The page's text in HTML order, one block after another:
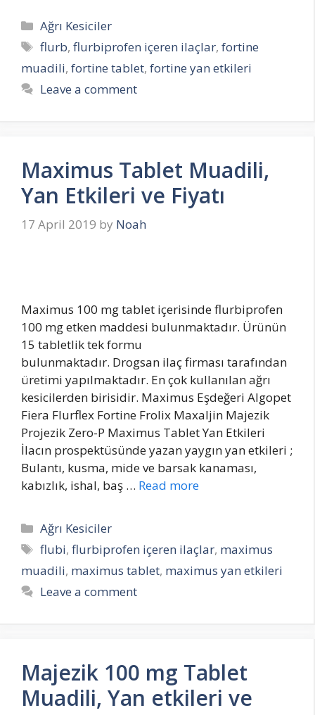
Categories
Ağrı Kesiciler
Tags
flurb,flurbiprofen içeren ilaçlar,fortine
muadili, fortine tablet, fortine yan etkileri
Leave a comment
Maximus Tablet Muadili,
Yan Etkileri ve Fiyatı
17 April 2019 by Noah
Maximus 100 mg tablet içerisinde flurbiprofen
100 mg etken maddesi bulunmaktadır. Ürünün
15 tabletlik tek formu
bulunmaktadır. Drogsan ilaç firması tarafından
üretimi yapılmaktadır. En çok kullanılan ağrı
kesicilerden birisidir. Maximus Eşdeğeri Algopet
Fiera Flurflex Fortine Frolix Maxaljin Majezik
Projezik Zero-P Maximus Tablet Yan Etkileri
İlacın prospektüsünde yazan yaygın yan etkileri ;
Bulantı, kusma, mide ve barsak kanaması,
kabızlık, ishal, baş … Read more
Categories
Ağrı Kesiciler
Tags
flubi,flurbiprofen içeren ilaçlar, maximus
muadili, maximus tablet, maximus yan etkileri
Leave a comment
Majezik 100 mg Tablet
Muadili, Yan etkileri ve